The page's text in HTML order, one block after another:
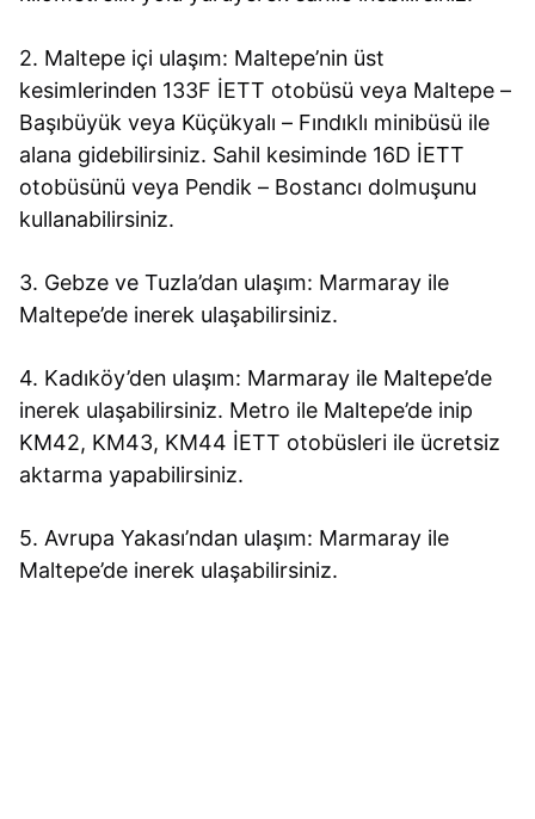
2. Maltepe içi ulaşım: Maltepe’nin üst
kesimlerinden 133F İETT otobüsü veya Maltepe –
Başıbüyük veya Küçükyalı – Fındıklı minibüsü ile
alana gidebilirsiniz. Sahil kesiminde 16D İETT
otobüsünü veya Pendik – Bostancı dolmuşunu
kullanabilirsiniz.
3. Gebze ve Tuzla’dan ulaşım: Marmaray ile
Maltepe’de inerek ulaşabilirsiniz.
4. Kadıköy’den ulaşım: Marmaray ile Maltepe’de
inerek ulaşabilirsiniz. Metro ile Maltepe’de inip
KM42, KM43, KM44 İETT otobüsleri ile ücretsiz
aktarma yapabilirsiniz.
5. Avrupa Yakası’ndan ulaşım: Marmaray ile
Maltepe’de inerek ulaşabilirsiniz.